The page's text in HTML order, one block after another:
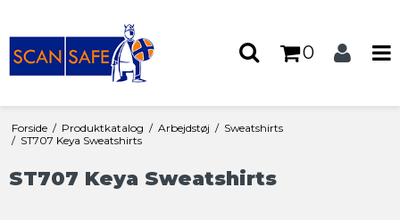
0
Forside / Produktkatalog / Arbejdstøj / Sweatshirts
/ ST707 Keya Sweatshirts
ST707 Keya Sweatshirts